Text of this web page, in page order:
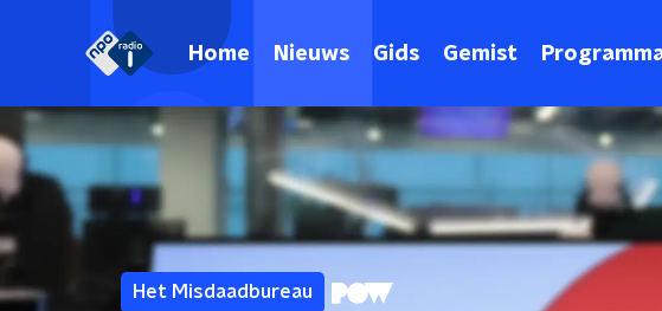
Home Nieuws Gids Gemist
Het Misdaadbureau